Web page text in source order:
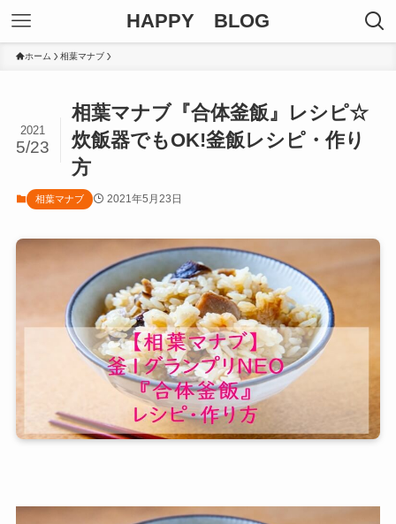
HAPPY BLOG
ホーム 相葉マナブ
相葉マナブ『合体釜飯』レシピ☆
炊飯器でもOK!釜飯レシピ・作り
方
2021
5/23
相葉マナブ 2021年5月23日